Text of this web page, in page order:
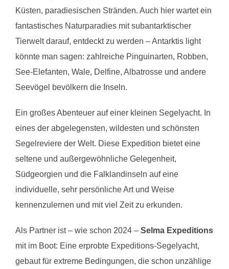
Küsten, paradiesischen Stränden. Auch hier wartet ein
fantastisches Naturparadies mit subantarktischer
Tierwelt darauf, entdeckt zu werden – Antarktis light
könnte man sagen: zahlreiche Pinguinarten, Robben,
See-Elefanten, Wale, Delfine, Albatrosse und andere
Seevögel bevölkern die Inseln.
Ein großes Abenteuer auf einer kleinen Segelyacht. In
eines der abgelegensten, wildesten und schönsten
Segelreviere der Welt. Diese Expedition bietet eine
seltene und außergewöhnliche Gelegenheit,
Südgeorgien und die Falklandinseln auf eine
individuelle, sehr persönliche Art und Weise
kennenzulernen und mit viel Zeit zu erkunden.
Als Partner ist – wie schon 2024 – Selma Expeditions
mit im Boot: Eine erprobte Expeditions-Segelyacht,
gebaut für extreme Bedingungen, die schon unzählige